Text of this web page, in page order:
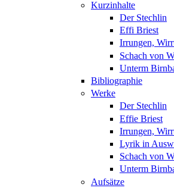
Kurzinhalte
Der Stechlin
Effi Briest
Irrungen,
Schach von
Unterm
Bibliographie
Werke
Der Stechlin
Effie Briest
Irrungen,
Lyrik in
Schach von
Unterm
Aufsätze